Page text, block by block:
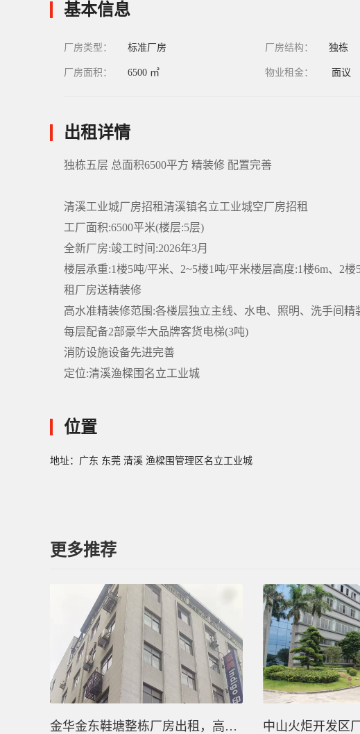
基本信息
厂房类型： 标准厂房 厂房结构： 独栋
厂房面积： 6500 ㎡ 物业租金： 面议
出租详情
独栋五层 总面积6500平方 精装修 配置完善
清溪工业城厂房招租清溪镇名立工业城空厂房招租
工厂面积:6500平米(楼层:5层)
全新厂房:竣工时间:2026年3月
楼层承重:1楼5吨/平米、2~5楼1吨/平米楼层高度:1楼6m、2楼
租厂房送精装修
高水准精装修范围:各楼层独立主线、水电、照明、洗手间
每层配备2部豪华大品牌客货电梯(3吨)
消防设施设备先进完善
定位:清溪渔樑围名立工业城
位置
地址：广东 东莞 清溪 渔樑围管理区名立工业城
更多推荐
金华金东鞋塘整栋厂房出租，高速口金山大道旁8500平